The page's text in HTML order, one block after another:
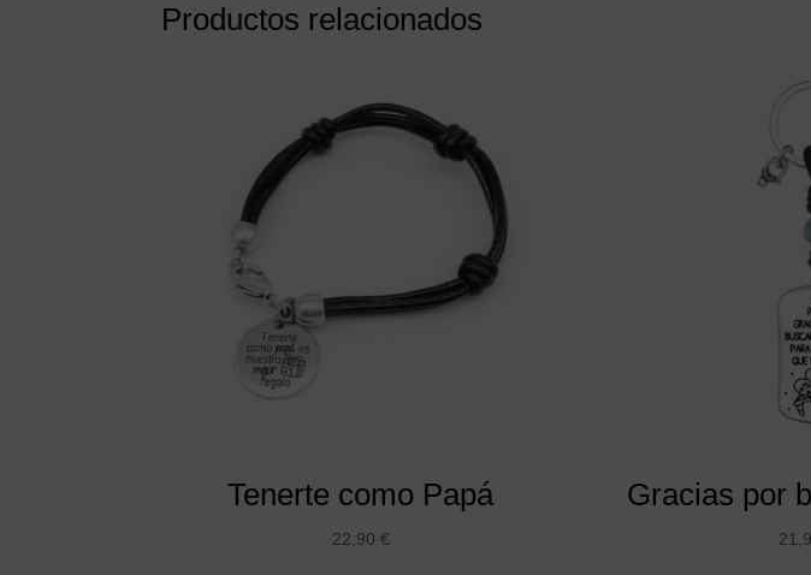
Productos relacionados
Tenerte como Papá
22,90 €
Gracias por